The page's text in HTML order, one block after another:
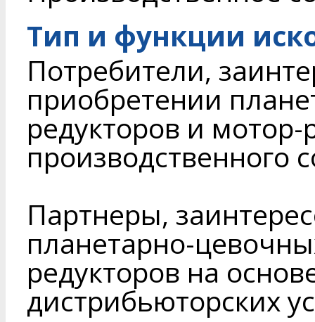
Тип и функции
Потребители,
приобретении
редукторов и
производственного
Партнеры,
планетарно-
редукторов на
дистрибьюторских